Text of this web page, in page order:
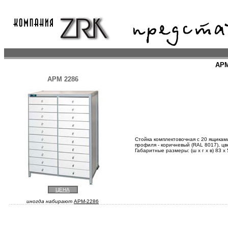
АРМ 2286
Стойка комплектовочная с 20
профиля - коричневый (RAL 8017),
Габаритные размеры: (ш х г х в) 83 х
ЦЕНА
иногда набирают APM-2286